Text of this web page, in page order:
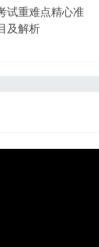
试重难点精心准
及解析